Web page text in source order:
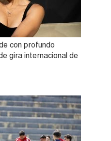
con profundo
gira internacional de